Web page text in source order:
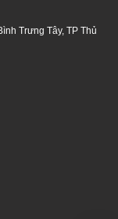
Trưng Tây, TP Thủ